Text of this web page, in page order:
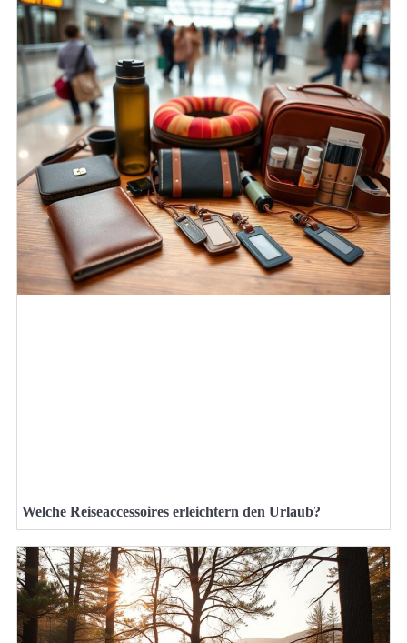
Welche Reiseaccessoires erleichtern den Urlaub?